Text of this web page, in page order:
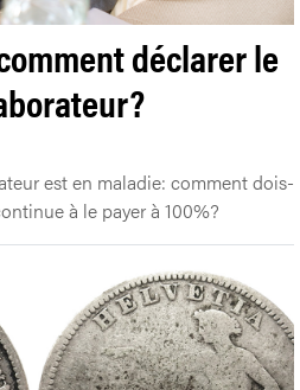
déclarer le
est en maladie: comment dois-
à le payer à 100%?